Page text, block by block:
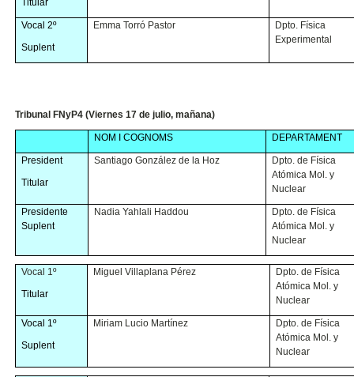
Titular
Vocal 2º
Suplent
Emma Torró Pastor
Dpto. Física
Experimental
Tribunal FNyP4 (Viernes 17 de julio, mañana)
NOM I COGNOMS DEPARTAMENT
President
Titular
Santiago González de la Hoz
Dpto. de Física
Atómica Mol. y
Nuclear
Presidente
Suplent
Nadia Yahlali Haddou
Dpto. de Física
Atómica Mol. y
Nuclear
Vocal 1º
Titular
Miguel Villaplana Pérez
Dpto. de Física
Atómica Mol. y
Nuclear
Vocal 1º
Suplent
Miriam Lucio Martínez
Dpto. de Física
Atómica Mol. y
Nuclear